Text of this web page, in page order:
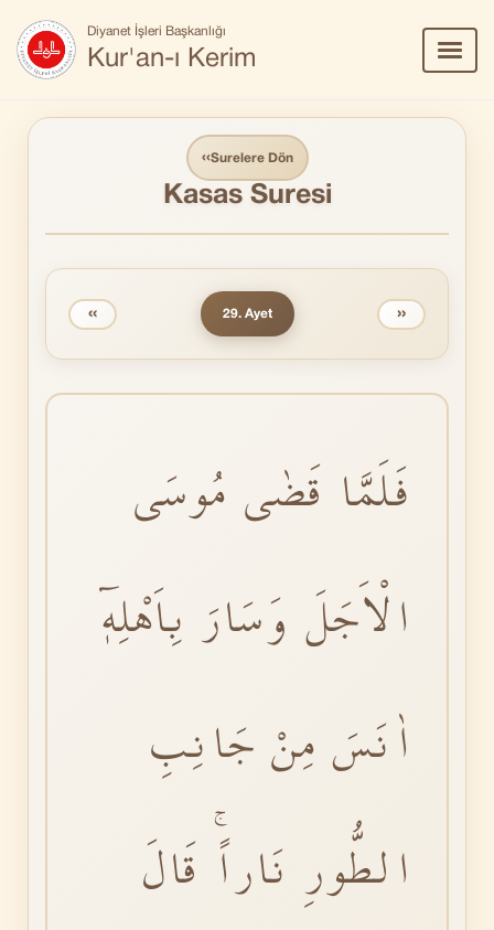
Diyanet İşleri Başkanlığı
Kur'an-ı Kerim
Aç/
‹‹Surelere Dön
Kasas Suresi
‹‹ 29. Ayet ››
فَلَمَّا قَضٰى مُوسَى
الْاَجَلَ وَسَارَ بِاَهْلِهٖٓ
اٰنَسَ مِنْ جَانِبِ
الطُّورِ نَاراًۚ قَالَ